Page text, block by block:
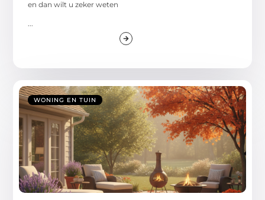
en dan wilt u zeker weten
...
WONING EN TUIN